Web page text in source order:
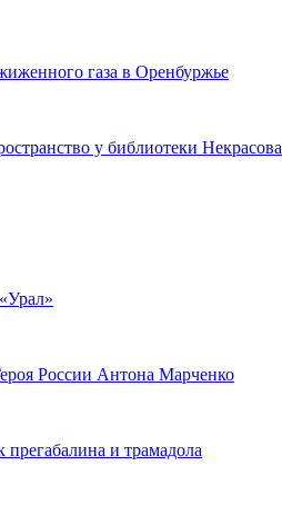
газа в Оренбуржье
у библиотеки Некрасова
России Антона Марченко
и трамадола